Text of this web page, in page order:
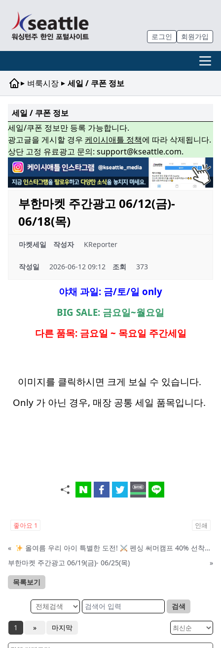
로그인 회원가입
▸ 벼룩시장 ▸ 세일 / 쿠폰 정보
세일 / 쿠폰 정보
세일/쿠폰 정보만 등록 가능합니다.
광고글을 게시할 경우 케이시애틀 정책에 따라 삭제됩니다.
상단 고정 유료광고 문의: support@kseattle.com.
부한마켓 주간광고 06/12(금)-
06/18(목)
마켓세일 작성자 KReporter
작성일 2026-06-12 09:12 조회 373
야채 과일: 금/토/일 only
BIG SALE: 금요일~월요일
다른 품목: 금요일 ~ 목요일 주간세일
이미지를 클릭하시면 크게 보실 수 있습니다.
Only 가 아닌 경우, 매장 공통 세일 품목입니다.
좋아요 1 인쇄
« 올여름 우리 아이 특별한 도전!
펜싱 써머캠프 40% 선착순 할인
부한마켓 주간광고 06/19(금)- 06/25(목)
»
목록보기
검색
1 » 마지막